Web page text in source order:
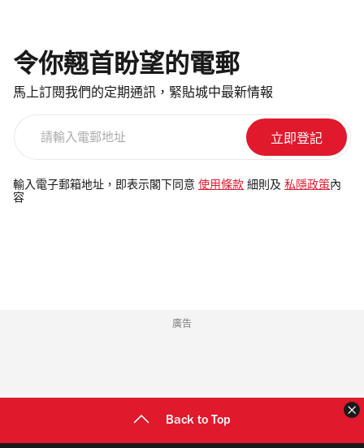
令你翹首盼望的電郵
馬上訂閱我們的定期通訊，緊貼城中最新情報
電
郵
輸入電子郵箱地址，即表示閣下同意 使用條款 細則及 私隱政策 內
容
廣告
Back to Top